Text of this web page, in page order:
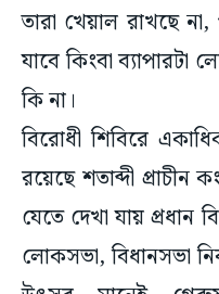
যাবে কিংবা ব্যাপারটা
কি না।
বিরোধী শিবিরে
রয়েছে শতাব্দী প্রাচীন
যেতে দেখা যায় প্রধান
লোকসভা, বিধানসভা
উৎসব মানেই গেরুয়া